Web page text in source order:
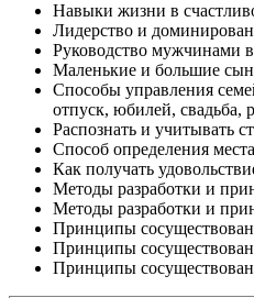
Навыки жизни в
Лидерство и
Руководство мужчинами в
Маленькие и большие
Способы управления
отпуск, юбилей, свадьба,
Распознать и учитывать
Способ определения
Как получать
Методы разработки и
Методы разработки и
Принципы
Принципы
Принципы